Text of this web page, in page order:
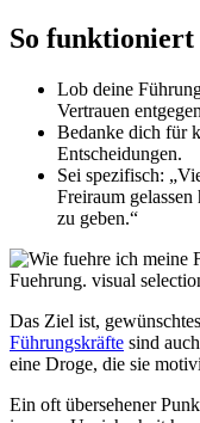
So
Lob deine
Vertrauen
Bedanke dich für
Entscheidungen.
Sei spezifisch:
Freiraum
zu geben.“
Das Ziel ist,
Führungskräfte sind
eine Droge, die sie
Ein oft übersehener